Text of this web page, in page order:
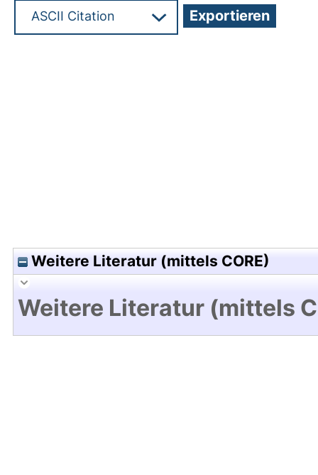
Weitere Literatur (mittels CORE)
Weitere Literatur (mittels